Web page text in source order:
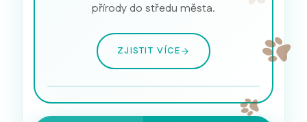
přírody do středu města.
ZJISTIT VÍCE
Akvarijní ryby